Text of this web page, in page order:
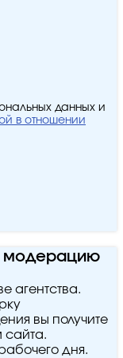
данных и
в отношении
модерацию
агентства.
вы получите
сайта.
дня.